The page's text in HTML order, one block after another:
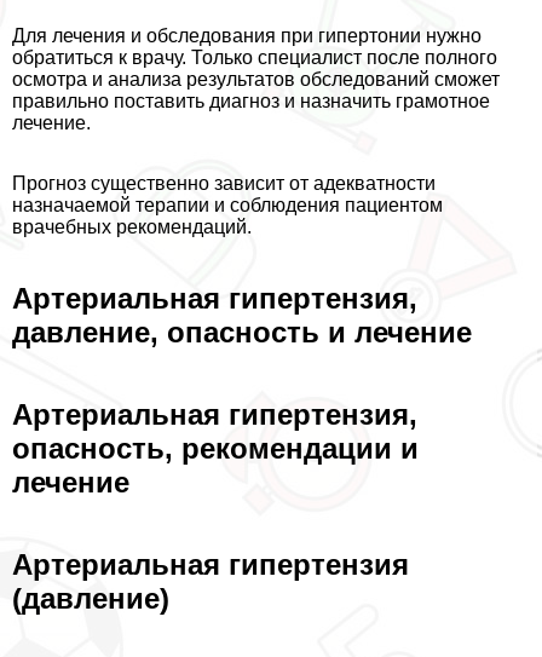
Для лечения и обследования при гипертонии нужно
обратиться к врачу. Только специалист после полного
осмотра и анализа результатов обследований сможет
правильно поставить диагноз и назначить грамотное
лечение.
Прогноз существенно зависит от адекватности
назначаемой терапии и соблюдения пациентом
врачебных рекомендаций.
Артериальная гипертензия,
давление, опасность и лечение
Артериальная гипертензия,
опасность, рекомендации и
лечение
Артериальная гипертензия
(давление)